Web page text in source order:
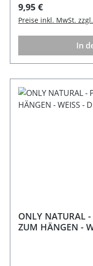
Regulärer Preis:
9,95 €
Preise inkl. MwSt.
In
ONLY NATURAL -
ZUM HÄNGEN -